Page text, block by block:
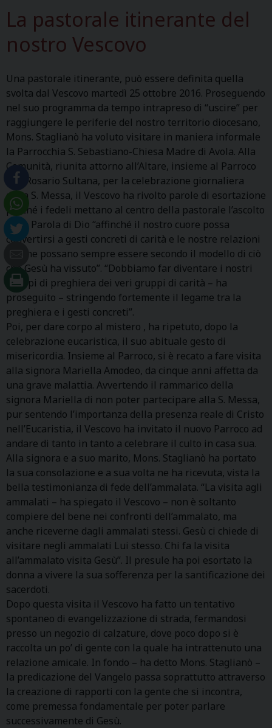
La pastorale itinerante del
nostro Vescovo
Una pastorale itinerante, può essere definita quella
svolta dal Vescovo martedì 25 ottobre 2016. Proseguendo
nel suo programma da tempo intrapreso di “uscire” per
raggiungere le periferie del nostro territorio diocesano,
Mons. Staglianò ha voluto visitare in maniera informale
la Parrocchia S. Sebastiano-Chiesa Madre di Avola. Alla
Comunità, riunita attorno all’Altare, insieme al Parroco
don Rosario Sultana, per la celebrazione giornaliera
della S. Messa, il Vescovo ha rivolto parole di esortazione
perché i fedeli mettano al centro della pastorale l’ascolto
della Parola di Dio “affinché il nostro cuore possa
convertirsi a gesti concreti di carità e le nostre relazioni
umane possano sempre essere secondo il modello di ciò
che Gesù ha vissuto”. “Dobbiamo far diventare i nostri
gruppi di preghiera dei veri gruppi di carità – ha
proseguito – stringendo fortemente il legame tra la
preghiera e i gesti concreti”.
Poi, per dare corpo al mistero , ha ripetuto, dopo la
celebrazione eucaristica, il suo abituale gesto di
misericordia. Insieme al Parroco, si è recato a fare visita
alla signora Mariella Amodeo, da cinque anni affetta da
una grave malattia. Avvertendo il rammarico della
signora Mariella di non poter partecipare alla S. Messa,
pur sentendo l’importanza della presenza reale di Cristo
nell’Eucaristia, il Vescovo ha invitato il nuovo Parroco ad
andare di tanto in tanto a celebrare il culto in casa sua.
Alla signora e a suo marito, Mons. Staglianò ha portato
la sua consolazione e a sua volta ne ha ricevuta, vista la
bella testimonianza di fede dell’ammalata. “La visita agli
ammalati – ha spiegato il Vescovo – non è soltanto
compiere del bene nei confronti dell’ammalato, ma
anche riceverne dagli ammalati stessi. Gesù ci chiede di
visitare negli ammalati Lui stesso. Chi fa la visita
all’ammalato visita Gesù”. Il presule ha poi esortato la
donna a vivere la sua sofferenza per la santificazione dei
sacerdoti.
Dopo questa visita il Vescovo ha fatto un tentativo
spontaneo di evangelizzazione di strada, fermandosi
presso un negozio di calzature, dove poco dopo si è
raccolta un po’ di gente con la quale ha intrattenuto una
relazione amicale. In fondo – ha detto Mons. Staglianò –
la predicazione del Vangelo passa soprattutto attraverso
la creazione di rapporti con la gente che si incontra,
come premessa fondamentale per poter parlare
successivamente di Gesù.